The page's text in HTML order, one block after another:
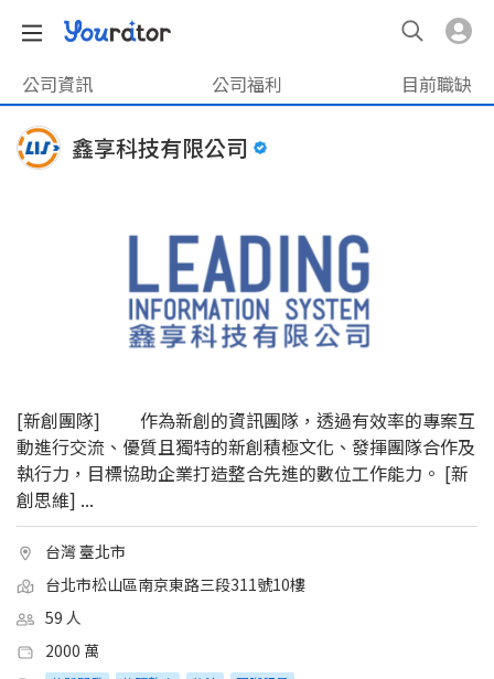
公司資訊 公司福利 目前職缺
鑫享科技有限公司
[新創團隊] 作為新創的資訊團隊，透過有效率的專案互
動進行交流、優質且獨特的新創積極文化、發揮團隊合作及
執行力，目標協助企業打造整合先進的數位工作能力。 [新
創思維] ...
台灣 臺北市
台北市松山區南京東路三段311號10樓
59 人
2000 萬